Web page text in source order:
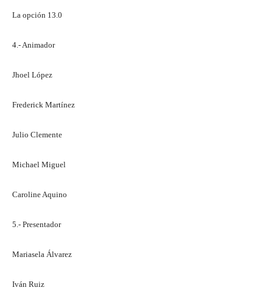
La opción 13.0
4.- Animador
Jhoel López
Frederick Martínez
Julio Clemente
Michael Miguel
Caroline Aquino
5.- Presentador
Mariasela Álvarez
Iván Ruiz